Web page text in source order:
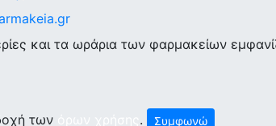
και τα ωράρια των φαρμακείων
των . Συμφωνώ